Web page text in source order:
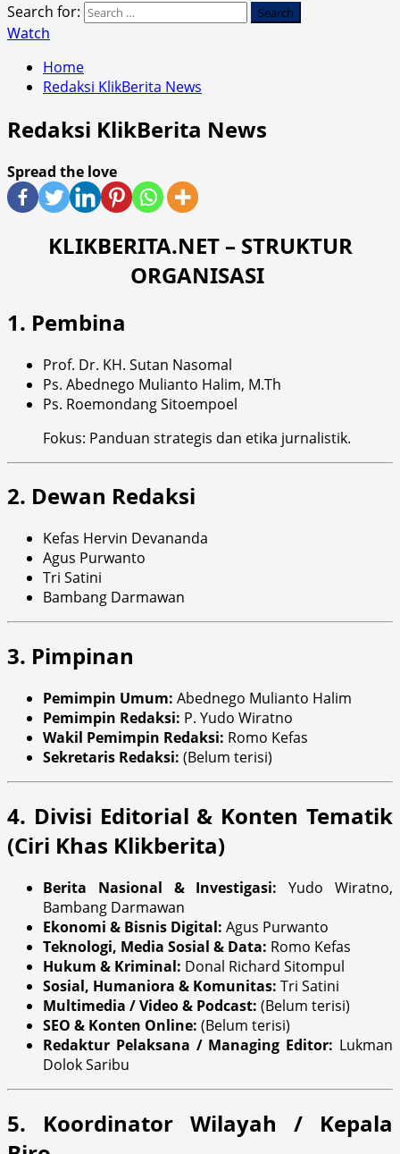
Search for:
Watch
Home
Redaksi KlikBerita News
Redaksi KlikBerita News
Spread the love
KLIKBERITA.NET – STRUKTUR
ORGANISASI
1. Pembina
Prof. Dr. KH. Sutan Nasomal
Ps. Abednego Mulianto Halim, M.Th
Ps. Roemondang Sitoempoel
Fokus: Panduan strategis dan etika jurnalistik.
2. Dewan Redaksi
Kefas Hervin Devananda
Agus Purwanto
Tri Satini
Bambang Darmawan
3. Pimpinan
Pemimpin Umum: Abednego Mulianto Halim
Pemimpin Redaksi: P. Yudo Wiratno
Wakil Pemimpin Redaksi: Romo Kefas
Sekretaris Redaksi: (Belum terisi)
4. Divisi Editorial & Konten Tematik
(Ciri Khas Klikberita)
Berita Nasional & Investigasi: Yudo Wiratno,
Bambang Darmawan
Ekonomi & Bisnis Digital: Agus Purwanto
Teknologi, Media Sosial & Data: Romo Kefas
Hukum & Kriminal: Donal Richard Sitompul
Sosial, Humaniora & Komunitas: Tri Satini
Multimedia / Video & Podcast: (Belum terisi)
SEO & Konten Online: (Belum terisi)
Redaktur Pelaksana / Managing Editor: Lukman
Dolok Saribu
5. Koordinator Wilayah / Kepala